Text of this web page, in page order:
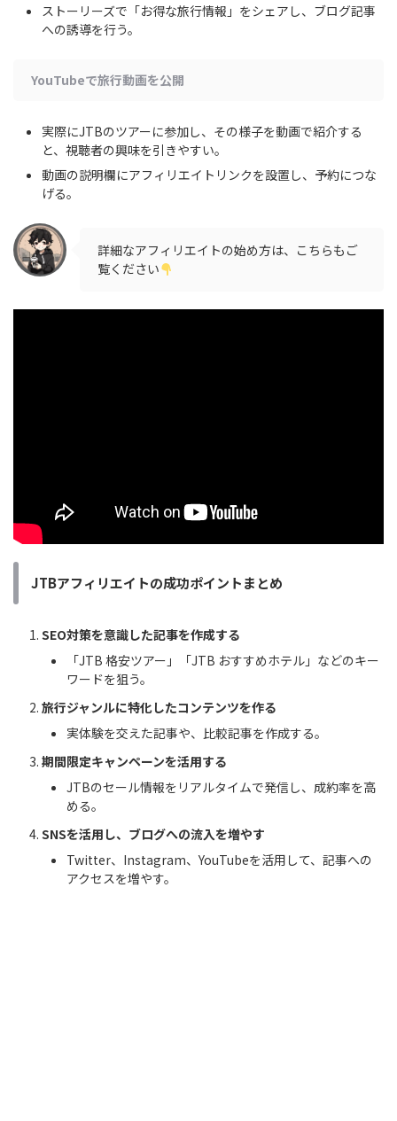
ストーリーズで「お得な旅行情報」をシェアし、ブログ記事
への誘導を行う。
YouTubeで旅行動画を公開
実際にJTBのツアーに参加し、その様子を動画で紹介する
と、視聴者の興味を引きやすい。
動画の説明欄にアフィリエイトリンクを設置し、予約につな
げる。
詳細なアフィリエイトの始め方は、こちらもご
覧ください
JTBアフィリエイトの成功ポイントまとめ
SEO対策を意識した記事を作成する
「JTB 格安ツアー」「JTB おすすめホテル」などのキー
ワードを狙う。
旅行ジャンルに特化したコンテンツを作る
実体験を交えた記事や、比較記事を作成する。
期間限定キャンペーンを活用する
JTBのセール情報をリアルタイムで発信し、成約率を高
める。
SNSを活用し、ブログへの流入を増やす
Twitter、Instagram、YouTubeを活用して、記事への
アクセスを増やす。